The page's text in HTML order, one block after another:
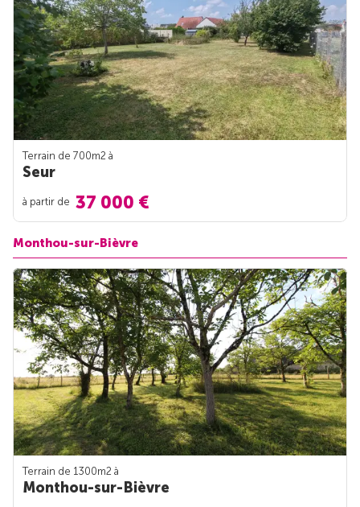
Terrain de 700m2 à
Seur
à partir de 37 000 €
Monthou-sur-Bièvre
Terrain de 1300m2 à
Monthou-sur-Bièvre